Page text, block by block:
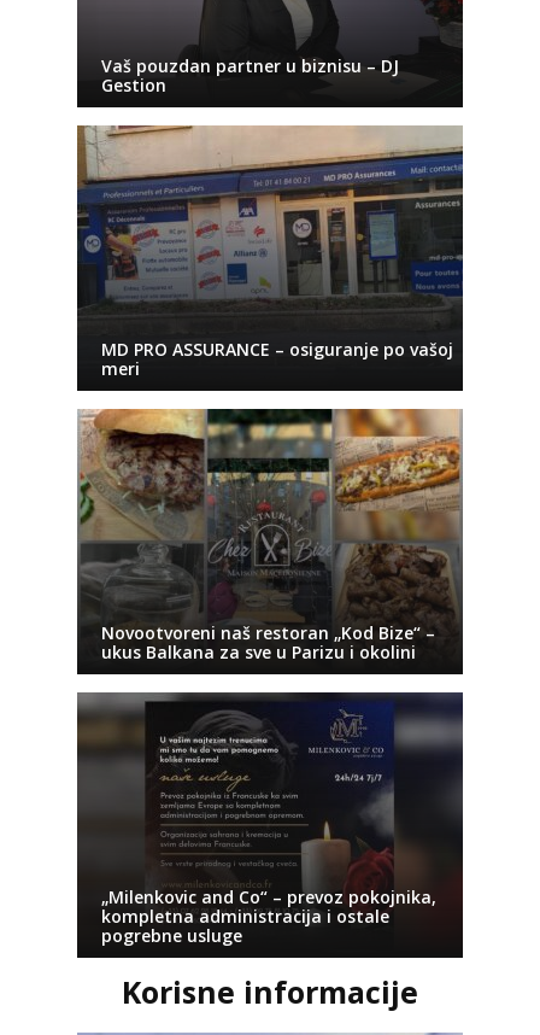
Vaš pouzdan partner u biznisu – DJ
Gestion
MD PRO ASSURANCE – osiguranje po vašoj
meri
Novootvoreni naš restoran „Kod Bize“ –
ukus Balkana za sve u Parizu i okolini
„Milenkovic and Co“ – prevoz pokojnika,
kompletna administracija i ostale
pogrebne usluge
Korisne informacije